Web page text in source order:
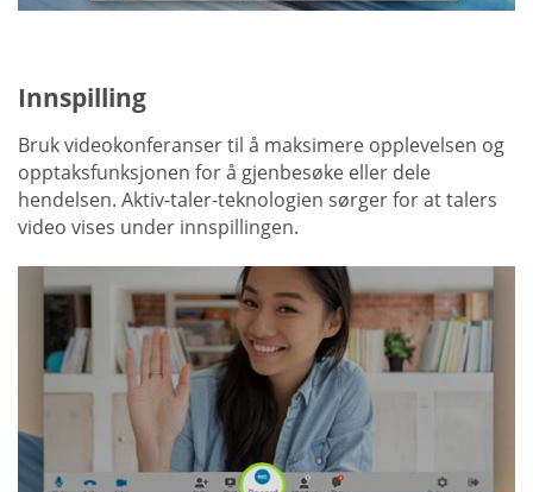
Innspilling
Bruk videokonferanser til å maksimere opplevelsen og
opptaksfunksjonen for å gjenbesøke eller dele
hendelsen. Aktiv-taler-teknologien sørger for at talers
video vises under innspillingen.